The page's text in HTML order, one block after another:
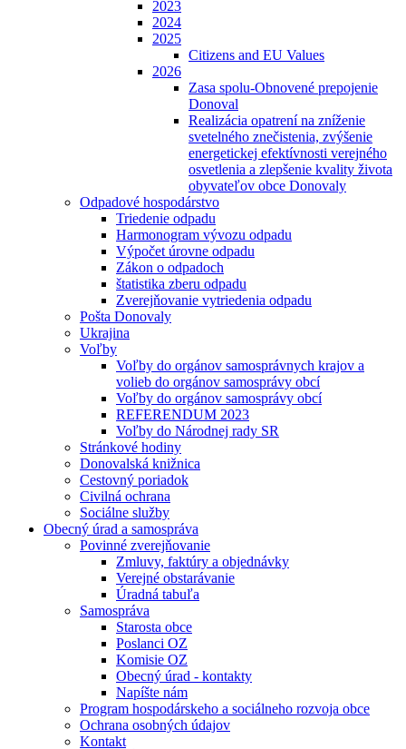
2023
2024
2025
Citizens and EU Values
2026
Zasa spolu-Obnovené prepojenie
Donoval
Realizácia opatrení na zníženie
svetelného znečistenia, zvýšenie
energetickej efektívnosti verejného
osvetlenia a zlepšenie kvality života
obyvateľov obce Donovaly
Odpadové hospodárstvo
Triedenie odpadu
Harmonogram vývozu odpadu
Výpočet úrovne odpadu
Zákon o odpadoch
štatistika zberu odpadu
Zverejňovanie vytriedenia odpadu
Pošta Donovaly
Ukrajina
Voľby
Voľby do orgánov samosprávnych krajov a
volieb do orgánov samosprávy obcí
Voľby do orgánov samosprávy obcí
REFERENDUM 2023
Voľby do Národnej rady SR
Stránkové hodiny
Donovalská knižnica
Cestovný poriadok
Civilná ochrana
Sociálne služby
Obecný úrad a samospráva
Povinné zverejňovanie
Zmluvy, faktúry a objednávky
Verejné obstarávanie
Úradná tabuľa
Samospráva
Starosta obce
Poslanci OZ
Komisie OZ
Obecný úrad - kontakty
Napíšte nám
Program hospodárskeho a sociálneho rozvoja obce
Ochrana osobných údajov
Kontakt